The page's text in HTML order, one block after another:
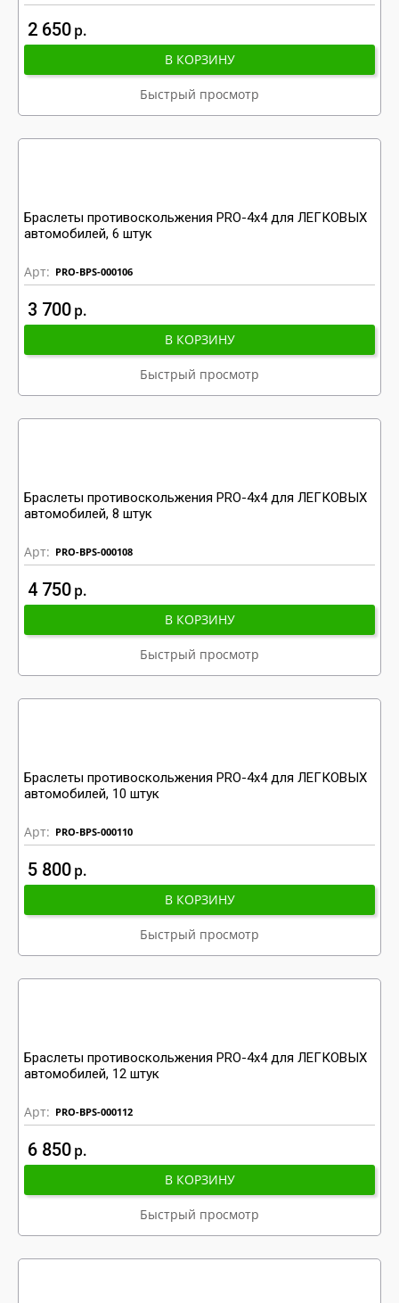
2 650р
В КОРЗИНУ
Быстрый просмотр
Браслеты противоскольжения PRO-4x4 для ЛЕГКОВЫХ
автомобилей, 6 штук
Арт: PRO-BPS-000106
3 700р
В КОРЗИНУ
Быстрый просмотр
Браслеты противоскольжения PRO-4x4 для ЛЕГКОВЫХ
автомобилей, 8 штук
Арт: PRO-BPS-000108
4 750р
В КОРЗИНУ
Быстрый просмотр
Браслеты противоскольжения PRO-4x4 для ЛЕГКОВЫХ
автомобилей, 10 штук
Арт: PRO-BPS-000110
5 800р
В КОРЗИНУ
Быстрый просмотр
Браслеты противоскольжения PRO-4x4 для ЛЕГКОВЫХ
автомобилей, 12 штук
Арт: PRO-BPS-000112
6 850р
В КОРЗИНУ
Быстрый просмотр